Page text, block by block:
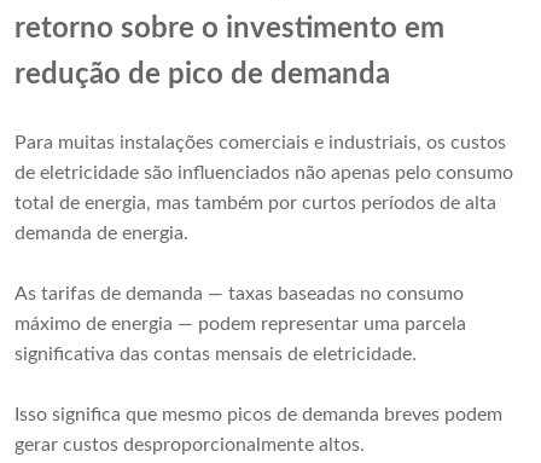
retorno sobre o investimento em
redução de pico de demanda
Para muitas instalações comerciais e industriais, os custos
de eletricidade são influenciados não apenas pelo consumo
total de energia, mas também por curtos períodos de alta
demanda de energia.
As tarifas de demanda — taxas baseadas no consumo
máximo de energia — podem representar uma parcela
significativa das contas mensais de eletricidade.
Isso significa que mesmo picos de demanda breves podem
gerar custos desproporcionalmente altos.